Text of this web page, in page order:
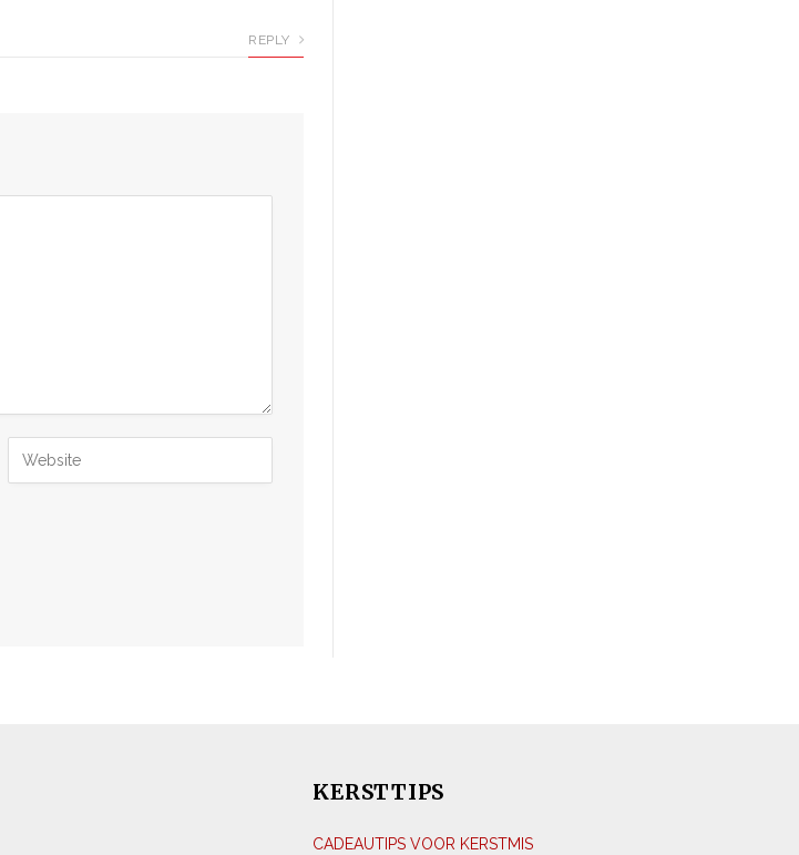
REPLY
KERSTTIPS
CADEAUTIPS VOOR KERSTMIS